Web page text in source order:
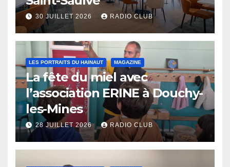
30 JUILLET 2026 RADIO CLUB
LES PORTRAITS DU HAINAUT MAGAZINE
La fête du miel avec
l’association ERINE à Douchy-
les-Mines
28 JUILLET 2026 RADIO CLUB